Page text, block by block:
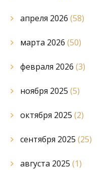
апреля 2026 (58)
марта 2026 (50)
февраля 2026 (3)
ноября 2025 (5)
октября 2025 (2)
сентября 2025 (25)
августа 2025 (1)